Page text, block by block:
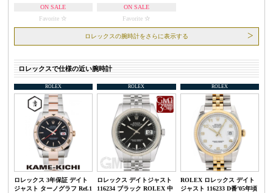
ON SALE
Favorite
ON SALE
Favorite
ロレックスの腕時計をさらに表示する
ロレックスで仕様の近い腕時計
ROLEX
ロレックス 3年保証 デイト
ジャスト ターノグラフ Ref.1
ROLEX
ロレックス デイトジャスト
116234 ブラック ROLEX 中
ROLEX
ROLEX ロレックス デイト
ジャスト 116233 D番’05年頃